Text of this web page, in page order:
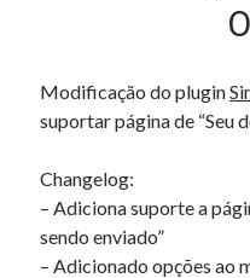
3 4 5 6 7
10 11
17 18 19 20 21
24 25 26
Modificação do plugin
suportar página de “Seu
Changelog:
– Adiciona suporte a
sendo enviado”
– Adicionado opções ao